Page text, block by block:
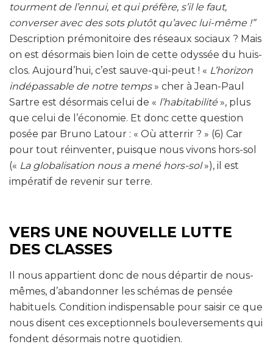
tourment de l’ennui, et qui préfère, s’il le faut,
converser avec des sots plutôt qu’avec lui-même !”
Description prémonitoire des réseaux sociaux ? Mais
on est désormais bien loin de cette odyssée du huis-
clos. Aujourd’hui, c’est sauve-qui-peut ! « L’horizon
indépassable de notre temps» cher à Jean-Paul
Sartre est désormais celui de « l’habitabilité », plus
que celui de l’économie. Et donc cette question
posée par Bruno Latour : « Où atterrir ? » (6) Car
pour tout réinventer, puisque nous vivons hors-sol
(« La globalisation nous a mené hors-sol»), il est
impératif de revenir sur terre.
VERS UNE NOUVELLE LUTTE
DES CLASSES
Il nous appartient donc de nous départir de nous-
mêmes, d’abandonner les schémas de pensée
habituels. Condition indispensable pour saisir ce que
nous disent ces exceptionnels bouleversements qui
fondent désormais notre quotidien.